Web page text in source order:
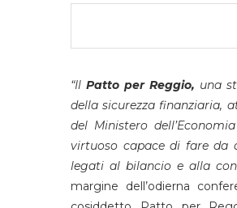
“Il Patto per Reggio, una
della sicurezza finanziaria,
del Ministero
virtuoso capace di fare da
legati al bilancio e alla
margine dell’odierna